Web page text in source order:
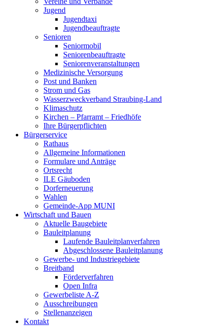
Jugend
Jugendtaxi
Jugendbeauftragte
Senioren
Seniormobil
Seniorenbeauftragte
Seniorenveranstaltungen
Medizinische Versorgung
Post und Banken
Strom und Gas
Wasserzweckverband Straubing-Land
Klimaschutz
Kirchen – Pfarramt – Friedhöfe
Ihre Bürgerpflichten
Bürgerservice
Rathaus
Allgemeine Informationen
Formulare und Anträge
Ortsrecht
ILE Gäuboden
Dorferneuerung
Wahlen
Gemeinde-App MUNI
Wirtschaft und Bauen
Aktuelle Baugebiete
Bauleitplanung
Laufende Bauleitplanverfahren
Abgeschlossene Bauleitplanung
Gewerbe- und Industriegebiete
Breitband
Förderverfahren
Open Infra
Gewerbeliste A-Z
Ausschreibungen
Stellenanzeigen
Kontakt